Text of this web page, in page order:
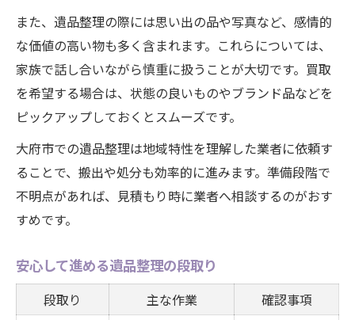
また、遺品整理の際には思い出の品や写真など、感情的
な価値の高い物も多く含まれます。これらについては、
家族で話し合いながら慎重に扱うことが大切です。買取
を希望する場合は、状態の良いものやブランド品などを
ピックアップしておくとスムーズです。
大府市での遺品整理は地域特性を理解した業者に依頼す
ることで、搬出や処分も効率的に進みます。準備段階で
不明点があれば、見積もり時に業者へ相談するのがおす
すめです。
安心して進める遺品整理の段取り
段取り 主な作業
確認事項